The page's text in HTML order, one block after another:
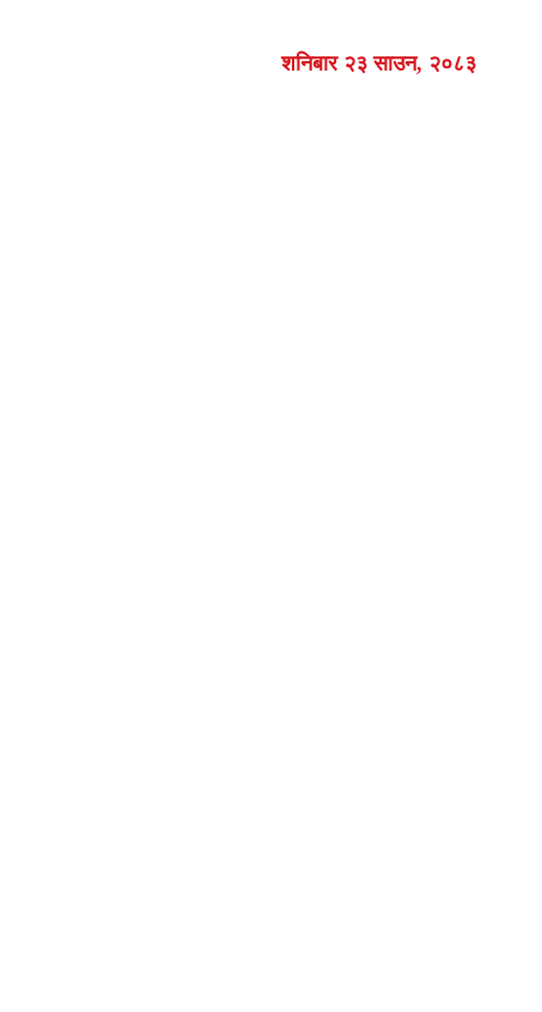
शनिबार २३ साउन, २०८३